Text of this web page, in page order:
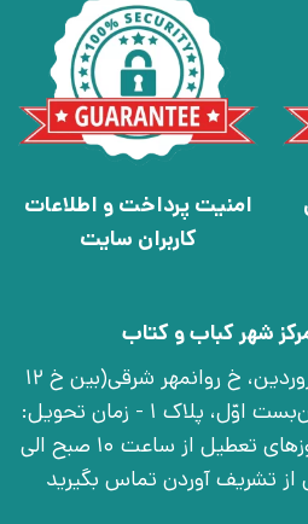
امنیت پرداخت و اطلاعات
کاربران سایت
شهر کباب و کتاب
تهران، خ انقلاب، خ 12 فروردین، خ روانمهر شرقی(بین خ 12
فروردین و خ فخر رازی)، بن‌بست اوّل، پلاک 1 - زمان تحویل:
شنبه تا چهارشنبه به جز روزهای تعطیل از ساعت 10 صبح الی